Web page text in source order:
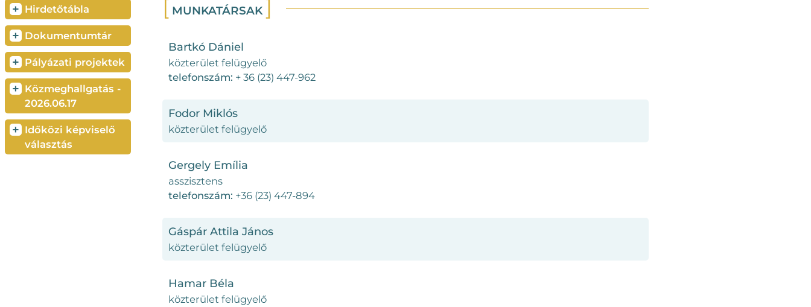
+ Hirdetőtábla
+ Dokumentumtár
+ Pályázati projektek
+ Közmeghallgatás -
2026.06.17
+ Időközi képviselő
választás
MUNKATÁRSAK
Bartkó Dániel
közterület felügyelő
telefonszám: + 36 (23) 447-962
Fodor Miklós
közterület felügyelő
Gergely Emília
asszisztens
telefonszám: +36 (23) 447-894
Gáspár Attila János
közterület felügyelő
Hamar Béla
közterület felügyelő